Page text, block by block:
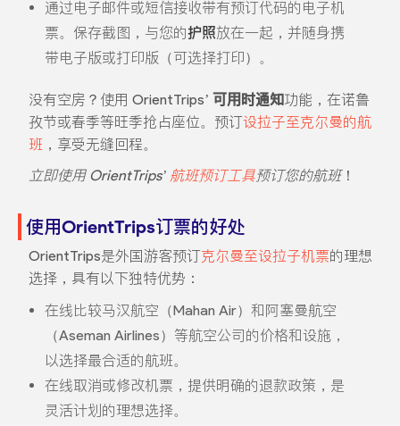
通过电子邮件或短信接收带有预订代码的电子机
票。保存截图，与您的护照放在一起，并随身携
带电子版或打印版（可选择打印）。
没有空房？使用 OrientTrips’ 可用时通知功能，在诺鲁
孜节或春季等旺季抢占座位。预订设拉子至克尔曼的航
班 ，享受无缝回程。
立即使用 OrientTrips’ 航班预订工具预订您的航班！
使用OrientTrips订票的好处
OrientTrips是外国游客预订克尔曼至设拉子机票的理想
选择，具有以下独特优势：
在线比较马汉航空（Mahan Air）和阿塞曼航空
（Aseman Airlines）等航空公司的价格和设施，
以选择最合适的航班。
在线取消或修改机票，提供明确的退款政策，是
灵活计划的理想选择。